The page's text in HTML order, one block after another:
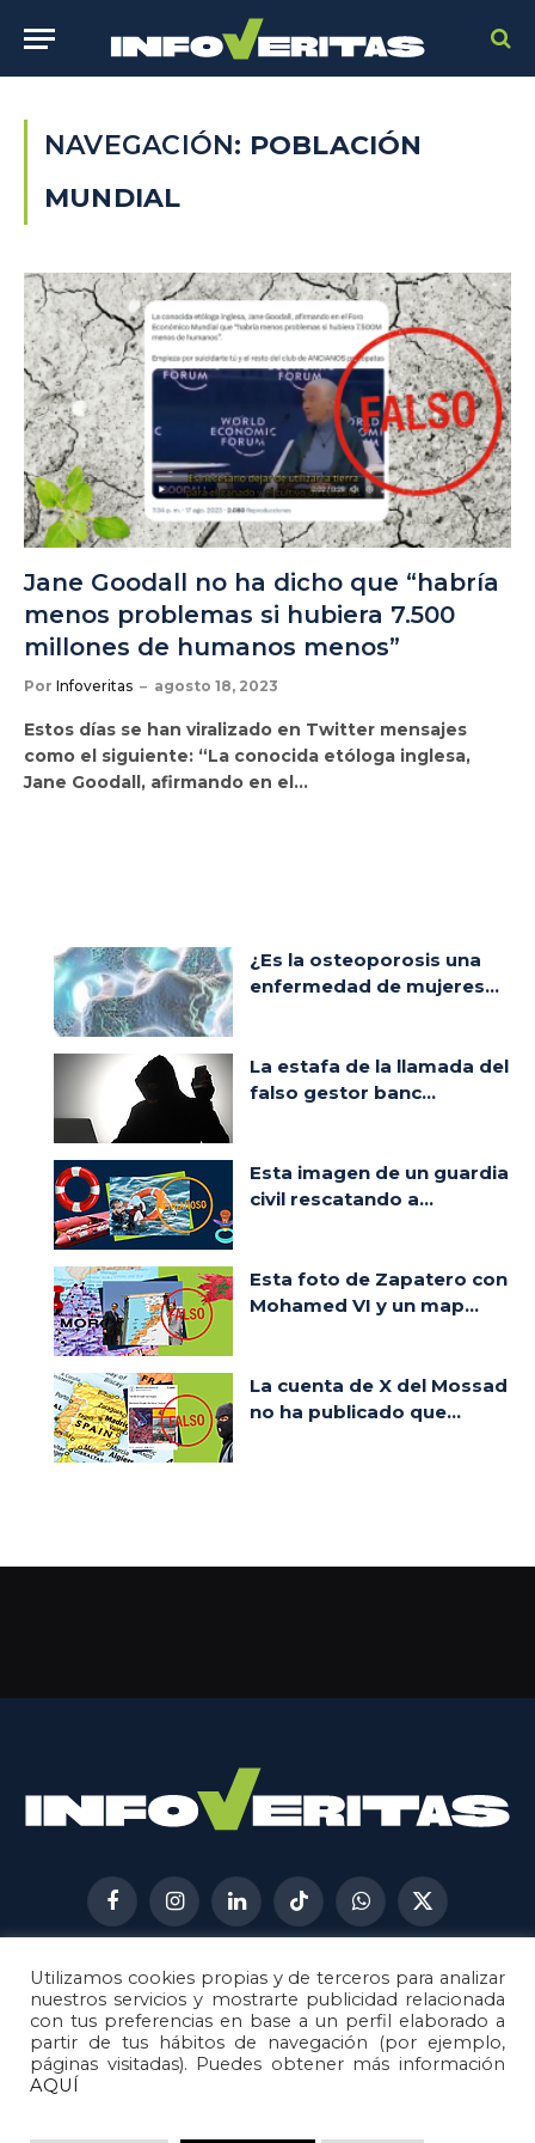
NAVEGACIÓN: POBLACIÓN
MUNDIAL
Jane Goodall no ha dicho que “habría
menos problemas si hubiera 7.500
millones de humanos menos”
Por Infoveritas agosto 18, 2023
Estos días se han viralizado en Twitter mensajes
como el siguiente: “La conocida etóloga inglesa,
Jane Goodall, afirmando en el…
¿Es la osteoporosis una
enfermedad de mujeres...
La estafa de la llamada del
falso gestor banc...
Esta imagen de un guardia
civil rescatando a...
Esta foto de Zapatero con
Mohamed VI y un map...
La cuenta de X del Mossad
no ha publicado que...
FacebookInstagramLinkedInTikTokWhatsApp
X
(Twitter)
AVISO LEGAL
METODOLOGÍA
POLÍTICA DE COOKIES
POLÍTICA DE CORRECCIONES
Utilizamos cookies propias y de terceros para analizar
nuestros servicios y mostrarte publicidad relacionada
con tus preferencias en base a un perfil elaborado a
partir de tus hábitos de navegación (por ejemplo,
páginas visitadas). Puedes obtener más información
AQUÍ